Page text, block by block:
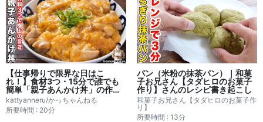
【仕事帰りで限界な日はこ
れ！】食材3つ・15分で誰でも
簡単「親子あんかけ丼」の作り
方｜かっちゃんねるさんレシピ
書き起こし
kattyanneru/かっちゃんねる
所要時間 : 20分
パン（米粉の抹茶パン）｜和菓
子お兄さん【タダヒロのお菓子
作り】さんのレシピ書き起こし
和菓子お兄さん【タダヒロのお菓子作
り】
所要時間 : 13分